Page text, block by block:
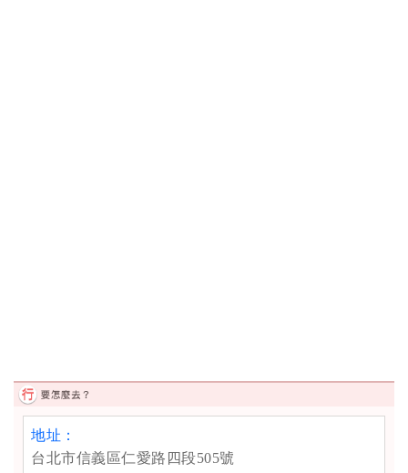
地址：
台北市信義區仁愛路四段505號